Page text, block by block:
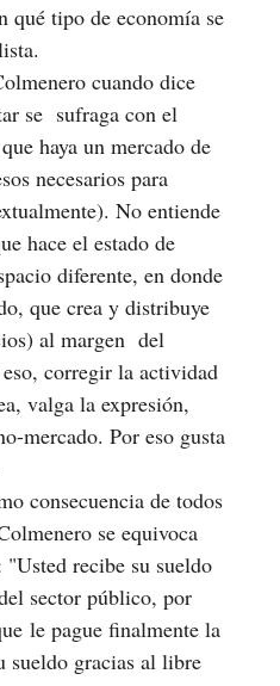
qué tipo de economía se
cuando dice
se sufraga con el
haya un mercado de
necesarios para
No entiende
hace el estado de
diferente, en donde
que crea y distribuye
al margen del
corregir la actividad
valga la expresión,
mercado. Por eso gusta
consecuencia de todos
se equivoca
recibe su sueldo
sector público, por
le pague finalmente la
sueldo gracias al libre